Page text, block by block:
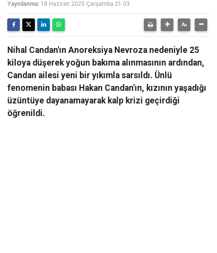
Yayınlanma: 18 Haziran 2025 Çarşamba 21:03
Nihal Candan'ın Anoreksiya Nevroza nedeniyle 25
kiloya düşerek yoğun bakıma alınmasının ardından,
Candan ailesi yeni bir yıkımla sarsıldı. Ünlü
fenomenin babası Hakan Candan'ın, kızının yaşadığı
üzüntüye dayanamayarak kalp krizi geçirdiği
öğrenildi.